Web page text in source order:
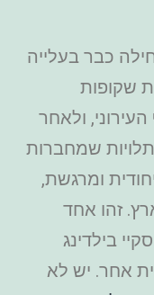
כבר בעלייה
שקופות
ולאחר
שמחברות
ומרגשת,
זהו אחד
בילדינג
אחר. יש לא